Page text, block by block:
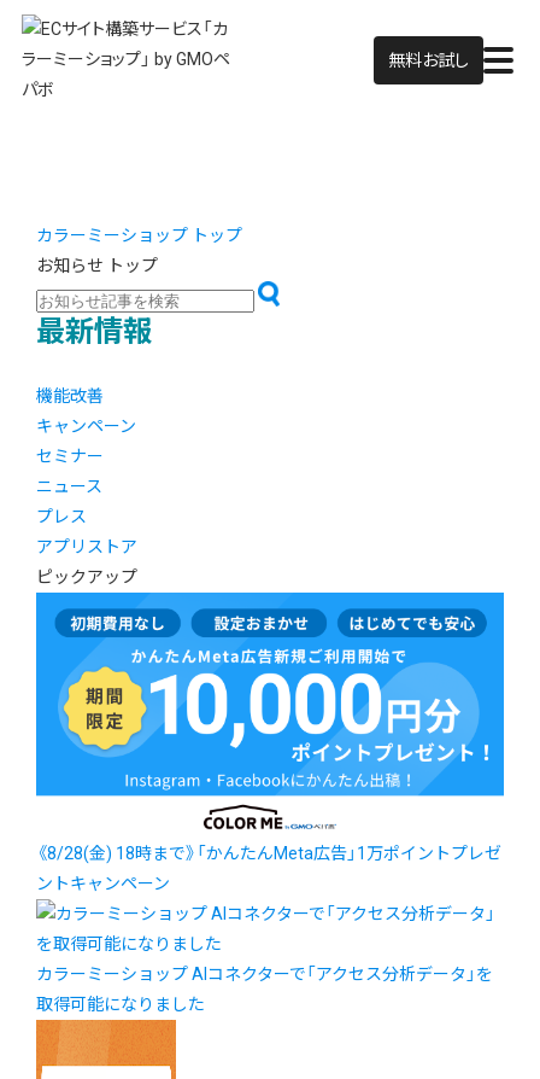
無料お試し
カラーミーショップ トップ
お知らせ トップ
最新情報
機能改善
キャンペーン
セミナー
ニュース
プレス
アプリストア
ピックアップ
《8/28(金) 18時まで》「かんたんMeta広告」1万ポイントプレゼ
ントキャンペーン
カラーミーショップ AIコネクターで「アクセス分析データ」を
取得可能になりました